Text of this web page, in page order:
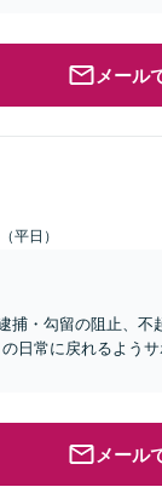
メール
平日）
捕・勾留の阻止、
日常に戻れるよう
メール